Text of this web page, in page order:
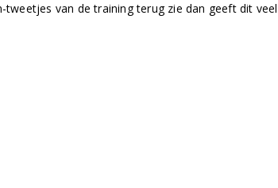
van de training terug zie dan geeft dit